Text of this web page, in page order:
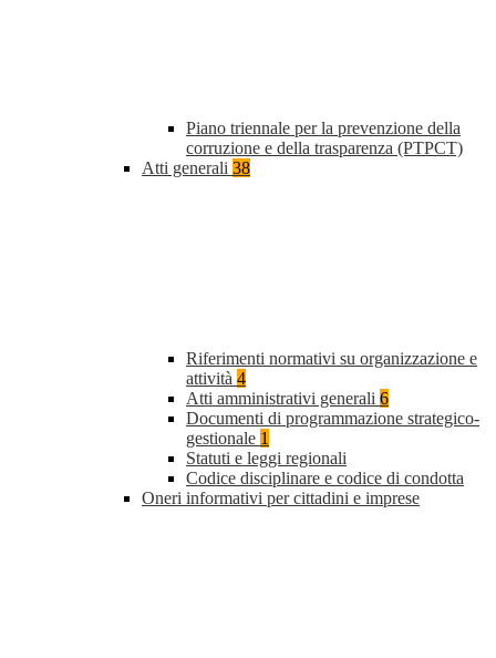
Piano triennale per la prevenzione della
corruzione e della trasparenza (PTPCT)
Atti generali 38
Riferimenti normativi su organizzazione e
attività 4
Atti amministrativi generali 6
Documenti di programmazione strategico-
gestionale 1
Statuti e leggi regionali
Codice disciplinare e codice di condotta
Oneri informativi per cittadini e imprese